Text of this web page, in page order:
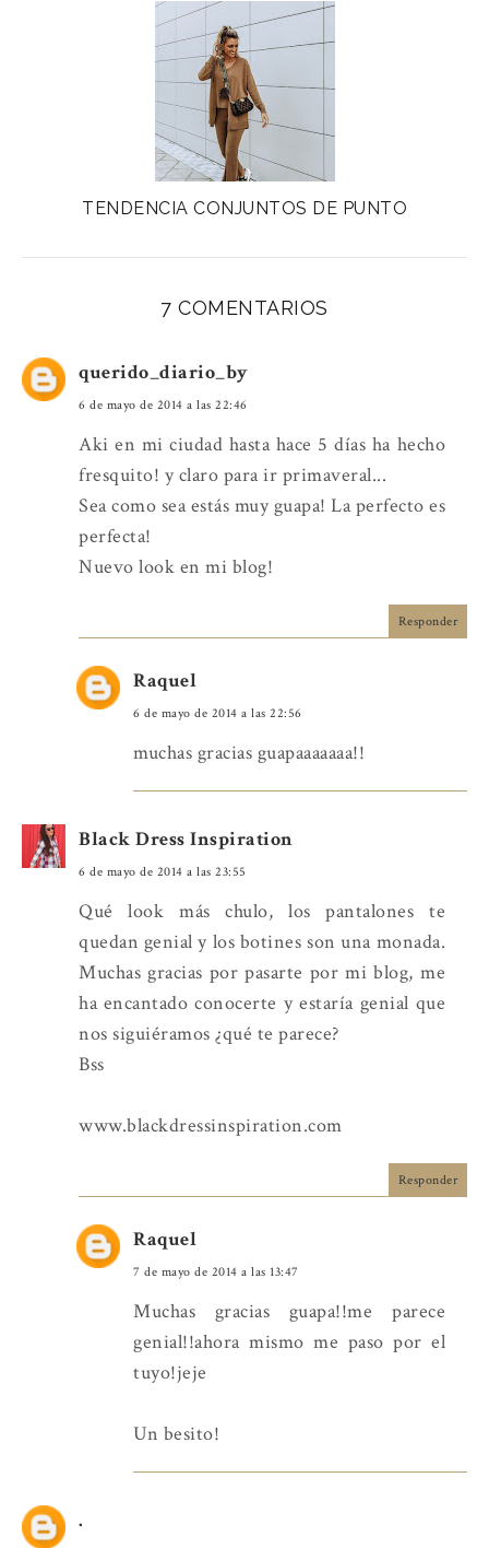
TENDENCIA CONJUNTOS DE PUNTO
7 COMENTARIOS
querido_diario_by
6 de mayo de 2014 a las 22:46
Aki en mi ciudad hasta hace 5 días ha hecho
fresquito! y claro para ir primaveral...
Sea como sea estás muy guapa! La perfecto es
perfecta!
Nuevo look en mi blog!
Responder
Raquel
6 de mayo de 2014 a las 22:56
muchas gracias guapaaaaaaa!!
Black Dress Inspiration
6 de mayo de 2014 a las 23:55
Qué look más chulo, los pantalones te
quedan genial y los botines son una monada.
Muchas gracias por pasarte por mi blog, me
ha encantado conocerte y estaría genial que
nos siguiéramos ¿qué te parece?
Bss
www.blackdressinspiration.com
Responder
Raquel
7 de mayo de 2014 a las 13:47
Muchas gracias guapa!!me parece
genial!!ahora mismo me paso por el
tuyo!jeje
Un besito!
.